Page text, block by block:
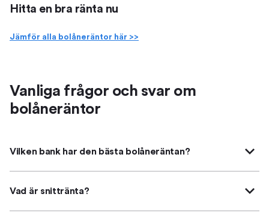
Hitta en bra ränta nu
Jämför alla bolåneräntor här >>
Vanliga frågor och svar om
bolåneräntor
Vilken bank har den bästa bolåneräntan?
Vad är snittränta?